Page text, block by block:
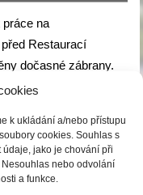
k ukládání a/nebo přístupu
cookies. Souhlas s
jako je chování při
nebo odvolání
a funkce.
práce na
Restaurací
dočasné zábrany.
rodiče s dětmi,
blízkosti hřiště
k místům,